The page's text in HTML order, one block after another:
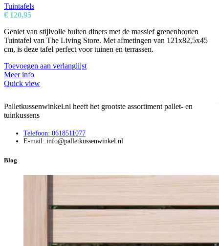
Tuintafels
€ 120,95
Geniet van stijlvolle buiten diners met de massief grenenhouten
Tuintafel van The Living Store. Met afmetingen van 121x82,5x45
cm, is deze tafel perfect voor tuinen en terrassen.
Toevoegen aan verlanglijst
Meer info
Quick view
Palletkussenwinkel.nl heeft het grootste assortiment pallet- en
tuinkussens
Telefoon: 0618511077
E-mail: info@palletkussenwinkel.nl
Blog